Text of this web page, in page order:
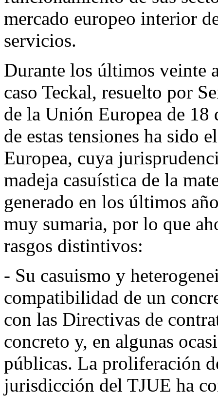
mercado europeo interior
servicios.
Durante los últimos veinte
caso Teckal, resuelto por
de la Unión Europea de
de estas tensiones ha sido
Europea, cuya
madeja casuística de la
generado en los últimos
muy sumaria, por lo que
rasgos distintivos:
- Su casuismo y
compatibilidad de un
con las Directivas de
concreto y, en algunas
públicas. La proliferación
jurisdicción del TJUE ha